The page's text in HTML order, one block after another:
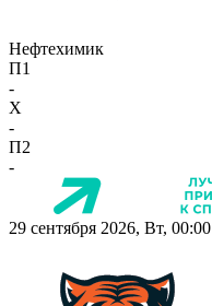
Нефтехимик
П1
-
X
-
П2
-
29 сентября 2026, Вт, 00:00